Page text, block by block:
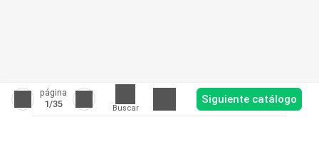
página
1/35 Buscar
Siguiente catálogo